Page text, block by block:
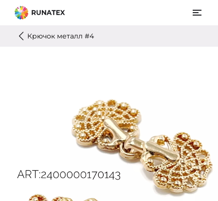
Крючок металл #4